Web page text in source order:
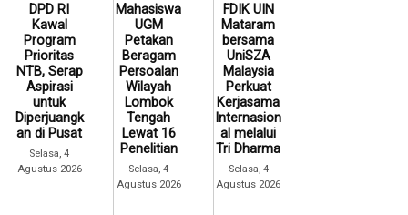
DPD RI
Kawal
Program
Prioritas
NTB, Serap
Aspirasi
untuk
Diperjuangk
an di Pusat
Selasa, 4
Agustus 2026
Mahasiswa
UGM
Petakan
Beragam
Persoalan
Wilayah
Lombok
Tengah
Lewat 16
Penelitian
Selasa, 4
Agustus 2026
FDIK UIN
Mataram
bersama
UniSZA
Malaysia
Perkuat
Kerjasama
Internasion
al melalui
Tri Dharma
Selasa, 4
Agustus 2026